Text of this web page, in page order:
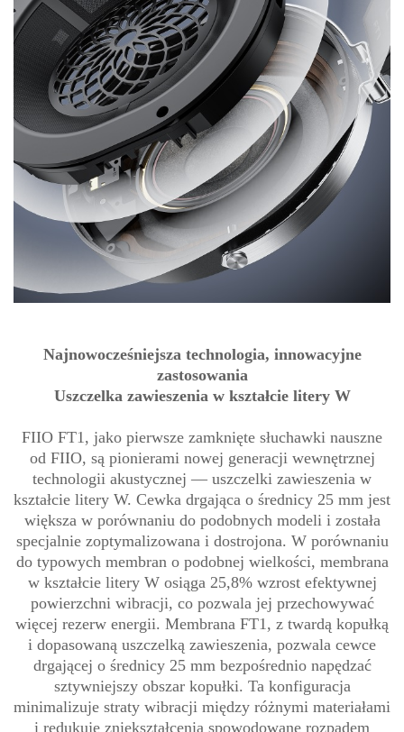
Najnowocześniejsza technologia, innowacyjne
zastosowania
Uszczelka zawieszenia w kształcie litery W
FIIO FT1, jako pierwsze zamknięte słuchawki nauszne
od FIIO, są pionierami nowej generacji wewnętrznej
technologii akustycznej — uszczelki zawieszenia w
kształcie litery W. Cewka drgająca o średnicy 25 mm jest
większa w porównaniu do podobnych modeli i została
specjalnie zoptymalizowana i dostrojona. W porównaniu
do typowych membran o podobnej wielkości, membrana
w kształcie litery W osiąga 25,8% wzrost efektywnej
powierzchni wibracji, co pozwala jej przechowywać
więcej rezerw energii. Membrana FT1, z twardą kopułką
i dopasowaną uszczelką zawieszenia, pozwala cewce
drgającej o średnicy 25 mm bezpośrednio napędzać
sztywniejszy obszar kopułki. Ta konfiguracja
minimalizuje straty wibracji między różnymi materiałami
i redukuje zniekształcenia spowodowane rozpadem